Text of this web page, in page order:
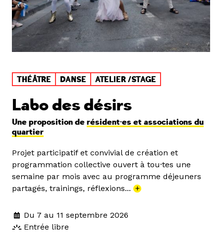
THÉÂTRE DANSE ATELIER /STAGE
Labo des désirs
Une proposition de résident·es et associations du
quartier
Projet participatif et convivial de création et
programmation collective ouvert à tou·tes une
semaine par mois avec au programme déjeuners
partagés, trainings, réflexions... +
Du 7 au 11 septembre 2026
Entrée libre